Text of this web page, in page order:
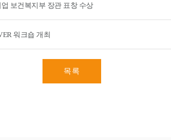
보건복지부 장관 표창 수상
워크숍 개최
목록